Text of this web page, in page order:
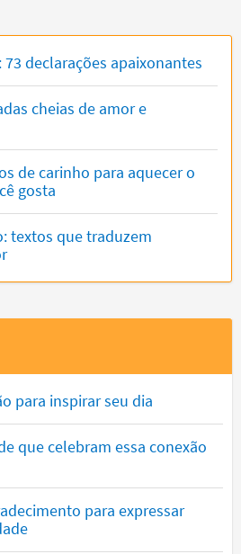
73 declarações apaixonantes
cheias de amor e
de carinho para aquecer o
gosta
textos que traduzem
para inspirar seu dia
que celebram essa conexão
para expressar